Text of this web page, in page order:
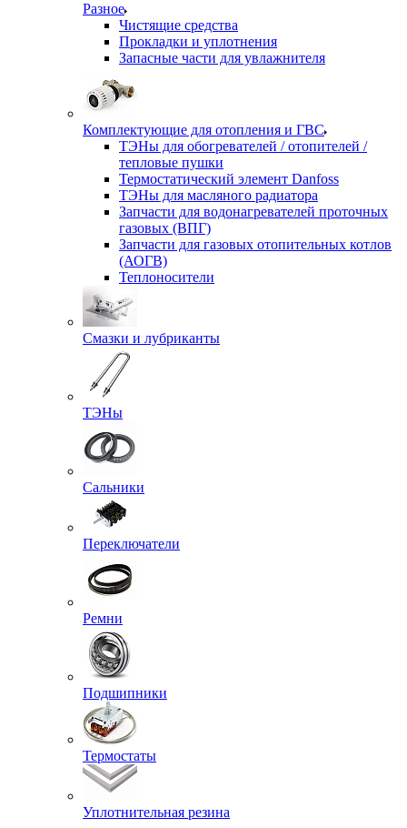
Разное
Чистящие средства
Прокладки и уплотнения
Запасные части для увлажнителя
Комплектующие для отопления и ГВС
ТЭНы для обогревателей / отопителей /
тепловые пушки
Термостатический элемент Danfoss
ТЭНы для масляного радиатора
Запчасти для водонагревателей проточных
газовых (ВПГ)
Запчасти для газовых отопительных котлов
(АОГВ)
Теплоносители
Смазки и лубриканты
ТЭНы
Сальники
Переключатели
Ремни
Подшипники
Термостаты
Уплотнительная резина